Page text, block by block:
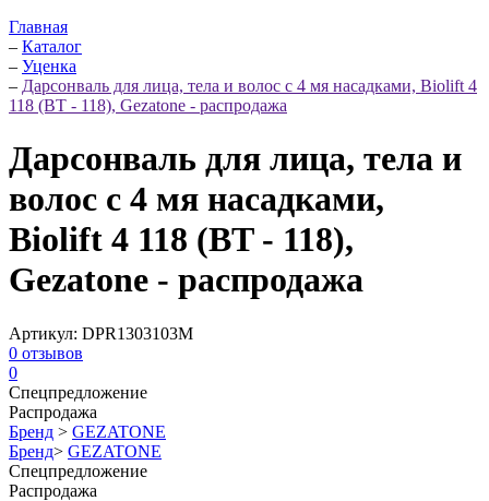
Главная
– Каталог
– Уценка
– Дарсонваль для лица, тела и волос с 4 мя насадками, Biolift 4
118 (BT - 118), Gezatone - распродажа
Дарсонваль для лица, тела и
волос с 4 мя насадками,
Biolift 4 118 (BT - 118),
Gezatone - распродажа
Артикул: DPR1303103M
0 отзывов
0
Спецпредложение
Распродажа
Бренд > GEZATONE
Бренд> GEZATONE
Спецпредложение
Распродажа